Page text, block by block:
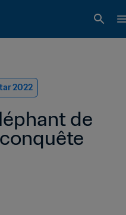
2022
de